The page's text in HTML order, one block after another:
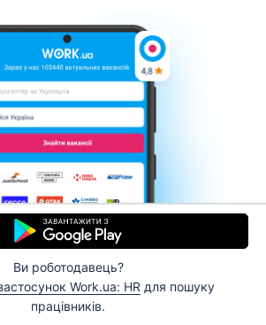
Ви роботодавець?
Work.ua: HR для пошуку
працівників.
Про нас
Кар’єра
Допомога Умови використання
Сервіс пошуку роботи №1 в